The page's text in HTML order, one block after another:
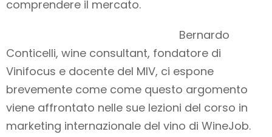
comprendere il mercato.
Bernardo
Conticelli, wine consultant, fondatore di
Vinifocus e docente del MIV, ci espone
brevemente come come questo argomento
viene affrontato nelle sue lezioni del corso in
marketing internazionale del vino di WineJob.